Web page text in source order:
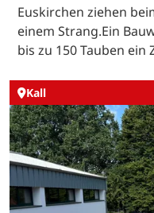
Euskirchen ziehen
einem Strang.Ein
bis zu 150 Tauben ein
Kall